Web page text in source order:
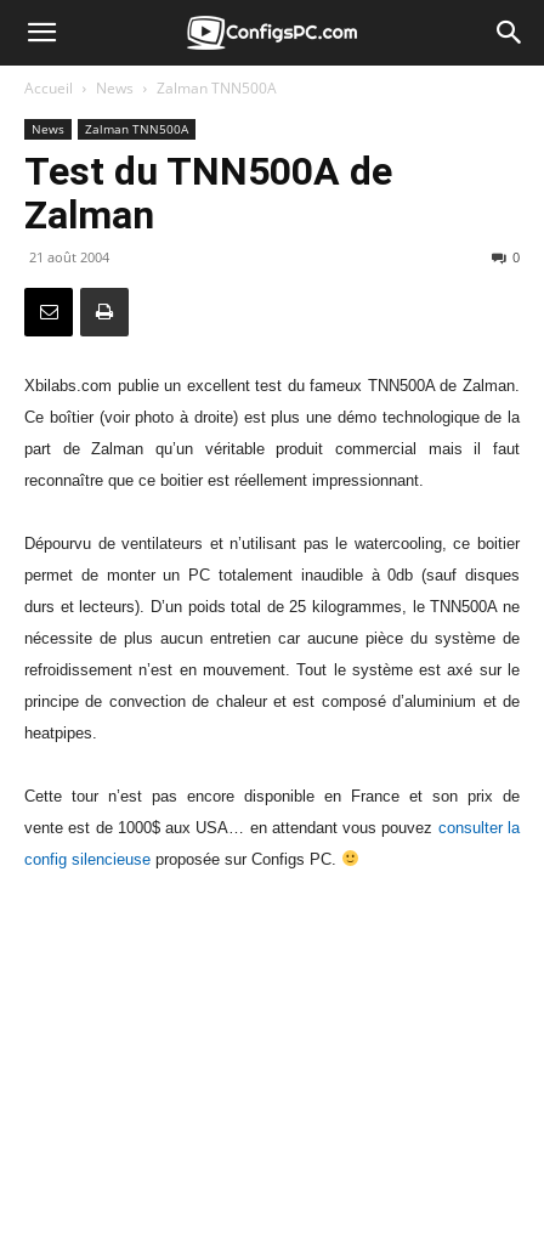
Accueil News Zalman TNN500A
News Zalman TNN500A
Test du TNN500A de
Zalman
21 août 2004 0
Xbilabs.com publie un excellent test du fameux TNN500A de Zalman.
Ce boîtier (voir photo à droite) est plus une démo technologique de la
part de Zalman qu’un véritable produit commercial mais il faut
reconnaître que ce boitier est réellement impressionnant.
Dépourvu de ventilateurs et n’utilisant pas le watercooling, ce boitier
permet de monter un PC totalement inaudible à 0db (sauf disques
durs et lecteurs). D’un poids total de 25 kilogrammes, le TNN500A ne
nécessite de plus aucun entretien car aucune pièce du système de
refroidissement n’est en mouvement. Tout le système est axé sur le
principe de convection de chaleur et est composé d’aluminium et de
heatpipes.
Cette tour n’est pas encore disponible en France et son prix de
vente est de 1000$ aux USA… en attendant vous pouvez consulter la
config silencieuse proposée sur Configs PC.